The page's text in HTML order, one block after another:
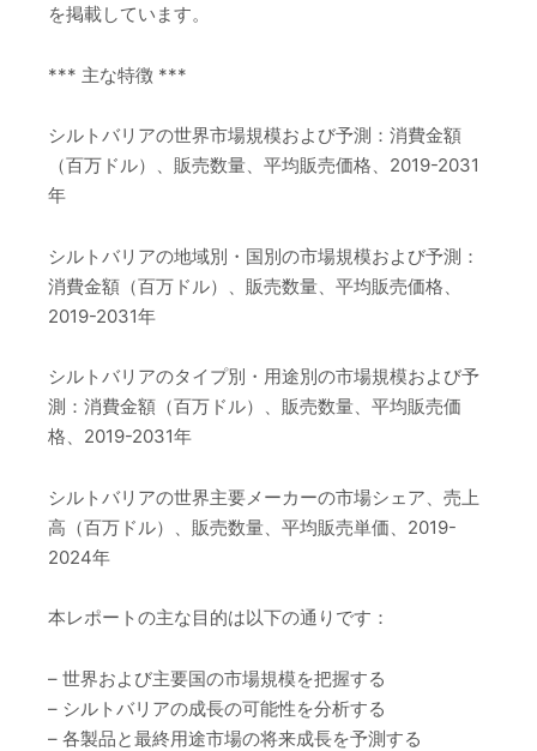
を掲載しています。
*** 主な特徴 ***
シルトバリアの世界市場規模および予測：消費金額
（百万ドル）、販売数量、平均販売価格、2019-2031
年
シルトバリアの地域別・国別の市場規模および予測：
消費金額（百万ドル）、販売数量、平均販売価格、
2019-2031年
シルトバリアのタイプ別・用途別の市場規模および予
測：消費金額（百万ドル）、販売数量、平均販売価
格、2019-2031年
シルトバリアの世界主要メーカーの市場シェア、売上
高（百万ドル）、販売数量、平均販売単価、2019-
2024年
本レポートの主な目的は以下の通りです：
– 世界および主要国の市場規模を把握する
– シルトバリアの成長の可能性を分析する
– 各製品と最終用途市場の将来成長を予測する